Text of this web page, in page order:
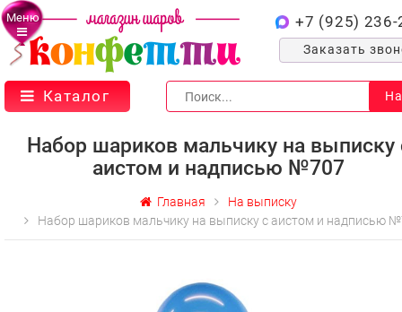
Меню +7 (925) 236-
Заказать
Каталог
Набор шариков мальчику на выписку
аистом и надписью №707
Главная
На выписку
Набор шариков мальчику на выписку с аистом и надписью